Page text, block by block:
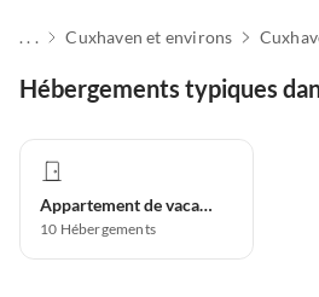
. . . Cuxhaven et environs
Hébergements typiques
Appartement de vacances
10 Hébergements